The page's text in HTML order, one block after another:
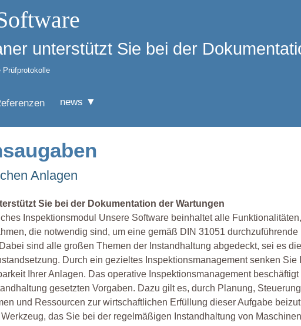
unterstützt Sie bei der
Prüfprotokolle
news ▼
Anlagen
Sie bei der Dokumentation der Wartungen
Inspektionsmodul Unsere Software beinhaltet alle
die notwendig sind, um eine gemäß DIN 31051
sind alle großen Themen der Instandhaltung abgedeckt, sei es
Durch ein gezieltes Inspektionsmanagement senken Sie
Ihrer Anlagen. Das operative Inspektionsmanagement
gesetzten Vorgaben. Dazu gilt es, durch Planung,
und Ressourcen zur wirtschaftlichen Erfüllung dieser Aufgabe
das Sie bei der regelmäßigen Instandhaltung von